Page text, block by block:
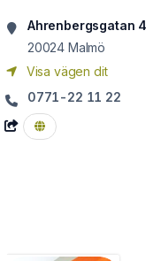
Ahrenbergsgatan 4
20024 Malmö
Visa vägen dit
0771-22 11 22